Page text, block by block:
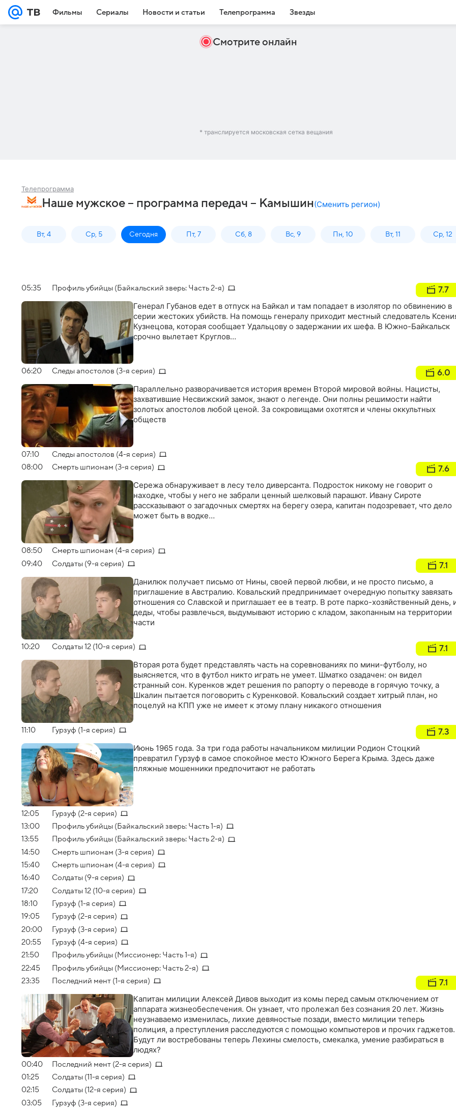
Фильмы Сериалы Новости и статьи Телепрограмма Звезды
Смотрите онлайн
* транслируется московская сетка вещания
Телепрограмма
Наше мужское – программа передач – Камышин(Сменить регион)
Вт, 4 Ср, 5 Сегодня Пт, 7 Сб, 8 Вс, 9 Пн, 10 Вт, 11 Ср, 12
05:35 Профиль убийцы (Байкальский зверь: Часть 2-я) 7.7
Генерал Губанов едет в отпуск на Байкал и там попадает в изолятор по обвинению в
серии жестоких убийств. На помощь генералу приходит местный следователь
Кузнецова, которая сообщает Удальцову о задержании их шефа. В Южно-Байкальск
срочно вылетает Круглов…
06:20 Следы апостолов (3-я серия) 6.0
Параллельно разворачивается история времен Второй мировой войны. Нацисты,
захватившие Несвижский замок, знают о легенде. Они полны решимости найти
золотых апостолов любой ценой. За сокровищами охотятся и члены оккультных
обществ
07:10
Следы апостолов (4-я серия)
08:00
Смерть шпионам (3-я серия) 7.6
Сережа обнаруживает в лесу тело диверсанта. Подросток никому не говорит о
находке, чтобы у него не забрали ценный шелковый парашют. Ивану Сироте
рассказывают о загадочных смертях на берегу озера, капитан подозревает, что дело
может быть в водке…
08:50
Смерть шпионам (4-я серия)
09:40
Солдаты (9-я серия) 7.1
Данилюк получает письмо от Нины, своей первой любви, и не просто письмо, а
приглашение в Австралию. Ковальский предпринимает очередную попытку завязать
отношения со Славской и приглашает ее в театр. В роте парко-хозяйственный день,
деды, чтобы развлечься, выдумывают историю с кладом, закопанным на территории
части
10:20 Солдаты 12 (10-я серия) 7.1
Вторая рота будет представлять часть на соревнованиях по мини-футболу, но
выясняется, что в футбол никто играть не умеет. Шматко озадачен: он видел
странный сон. Куренков ждет решения по рапорту о переводе в горячую точку, а
Шкалин пытается поговорить с Куренковой. Ковальский создает хитрый план, но
поцелуй на КПП уже не имеет к этому плану никакого отношения
11:10 Гурзуф (1-я серия) 7.3
Июнь 1965 года. За три года работы начальником милиции Родион Стоцкий
превратил Гурзуф в самое спокойное место Южного Берега Крыма. Здесь даже
пляжные мошенники предпочитают не работать
12:05
Гурзуф (2-я серия)
13:00
Профиль убийцы (Байкальский зверь: Часть 1-я)
13:55
Профиль убийцы (Байкальский зверь: Часть 2-я)
14:50
Смерть шпионам (3-я серия)
15:40
Смерть шпионам (4-я серия)
16:40
Солдаты (9-я серия)
17:20
Солдаты 12 (10-я серия)
18:10
Гурзуф (1-я серия)
19:05
Гурзуф (2-я серия)
20:00
Гурзуф (3-я серия)
20:55
Гурзуф (4-я серия)
21:50
Профиль убийцы (Миссионер: Часть 1-я)
22:45
Профиль убийцы (Миссионер: Часть 2-я)
23:35
Последний мент (1-я серия) 7.1
Капитан милиции Алексей Дивов выходит из комы перед самым отключением от
аппарата жизнеобеспечения. Он узнает, что пролежал без сознания 20 лет. Жизнь
неузнаваемо изменилась, лихие девяностые позади, вместо милиции теперь
полиция, а преступления расследуются с помощью компьютеров и прочих гаджетов.
Будут ли востребованы теперь Лехины смелость, смекалка, умение разбираться в
людях?
00:40
Последний мент (2-я серия)
01:25
Солдаты (11-я серия)
02:15
Солдаты (12-я серия)
03:05
Гурзуф (3-я серия)